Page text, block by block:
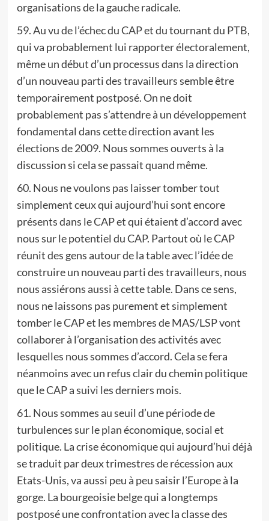
organisations de la gauche radicale.
59. Au vu de l’échec du CAP et du tournant du PTB,
qui va probablement lui rapporter électoralement,
même un début d’un processus dans la direction
d’un nouveau parti des travailleurs semble être
temporairement postposé. On ne doit
probablement pas s’attendre à un développement
fondamental dans cette direction avant les
élections de 2009. Nous sommes ouverts à la
discussion si cela se passait quand même.
60. Nous ne voulons pas laisser tomber tout
simplement ceux qui aujourd’hui sont encore
présents dans le CAP et qui étaient d’accord avec
nous sur le potentiel du CAP. Partout où le CAP
réunit des gens autour de la table avec l’idée de
construire un nouveau parti des travailleurs, nous
nous assiérons aussi à cette table. Dans ce sens,
nous ne laissons pas purement et simplement
tomber le CAP et les membres de MAS/LSP vont
collaborer à l’organisation des activités avec
lesquelles nous sommes d’accord. Cela se fera
néanmoins avec un refus clair du chemin politique
que le CAP a suivi les derniers mois.
61. Nous sommes au seuil d’une période de
turbulences sur le plan économique, social et
politique. La crise économique qui aujourd’hui déjà
se traduit par deux trimestres de récession aux
Etats-Unis, va aussi peu à peu saisir l’Europe à la
gorge. La bourgeoisie belge qui a longtemps
postposé une confrontation avec la classe des